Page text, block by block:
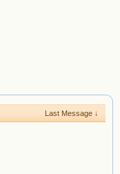
Last Message ↓